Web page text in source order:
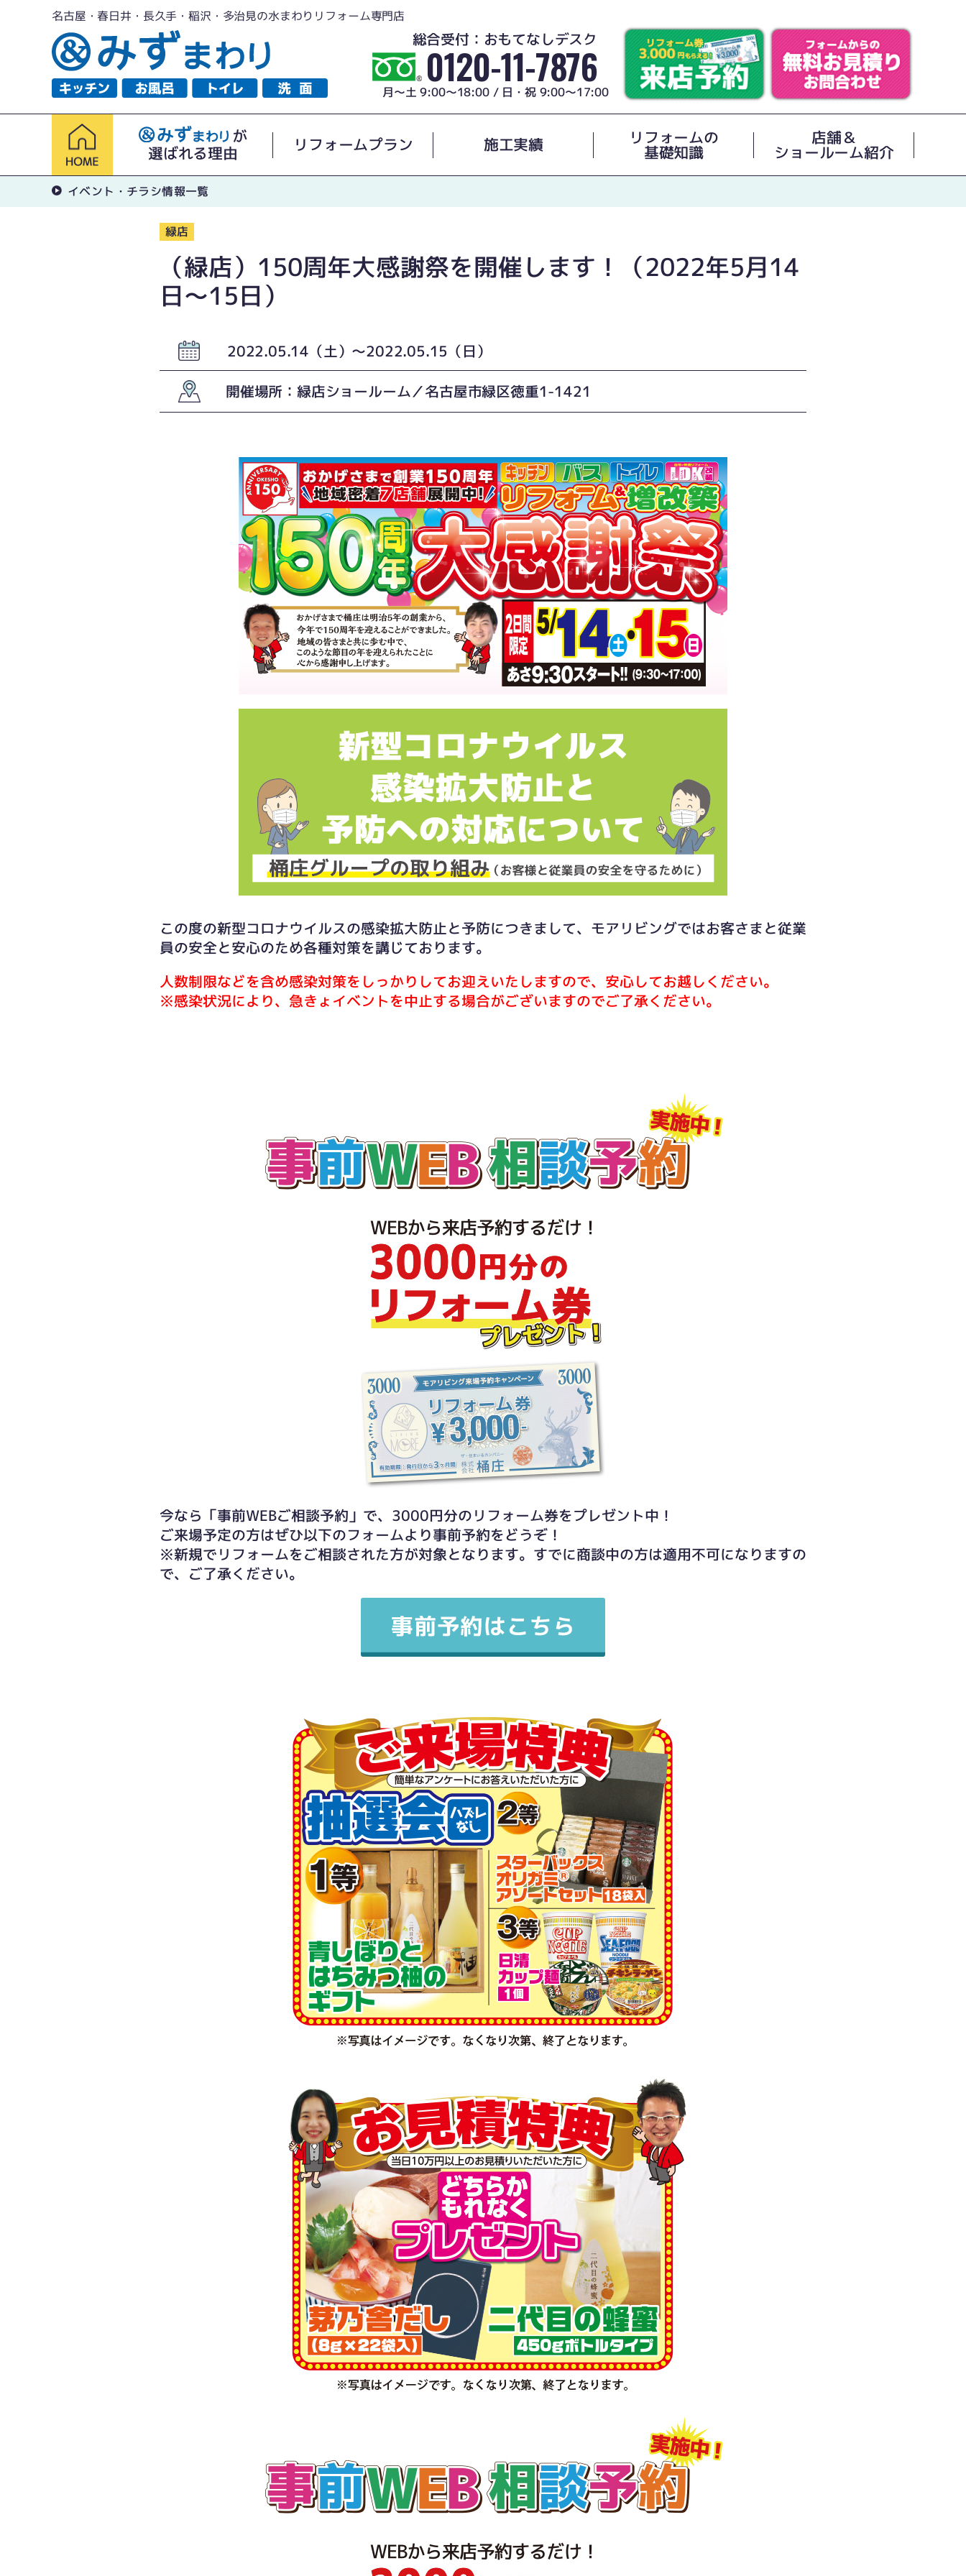
名古屋・春日井・長久手・稲沢・多治見の水まわりリフォーム専門店
総合受付：おもてなしデスク
0120-11-7876
月～土 9:00～18:00 / 日・祝 9:00～17:00
が
選ばれる理由
リフォームプラン 施工実績 リフォームの
基礎知識
店舗＆
ショールーム紹介
イベント・チラシ情報一覧
緑店
（緑店）150周年大感謝祭を開催します！（2022年5月14
日〜15日）
2022.05.14（土）〜2022.05.15（日）
開催場所：緑店ショールーム／名古屋市緑区徳重1-1421
この度の新型コロナウイルスの感染拡大防止と予防につきまして、モアリビングではお客さまと従業
員の安全と安心のため各種対策を講じております。
人数制限などを含め感染対策をしっかりしてお迎えいたしますので、安心してお越しください。
※感染状況により、急きょイベントを中止する場合がございますのでご了承ください。
今なら「事前WEBご相談予約」で、3000円分のリフォーム券をプレゼント中！
ご来場予定の方はぜひ以下のフォームより事前予約をどうぞ！
※新規でリフォームをご相談された方が対象となります。すでに商談中の方は適用不可になりますの
で、ご了承ください。